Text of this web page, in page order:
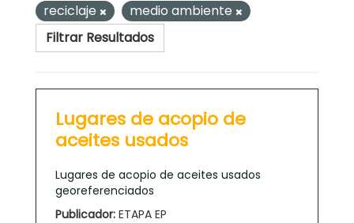
reciclaje
medio ambiente
Filtrar Resultados
Lugares de acopio de
aceites usados
Lugares de acopio de aceites usados
georeferenciados
Publicador: ETAPA EP